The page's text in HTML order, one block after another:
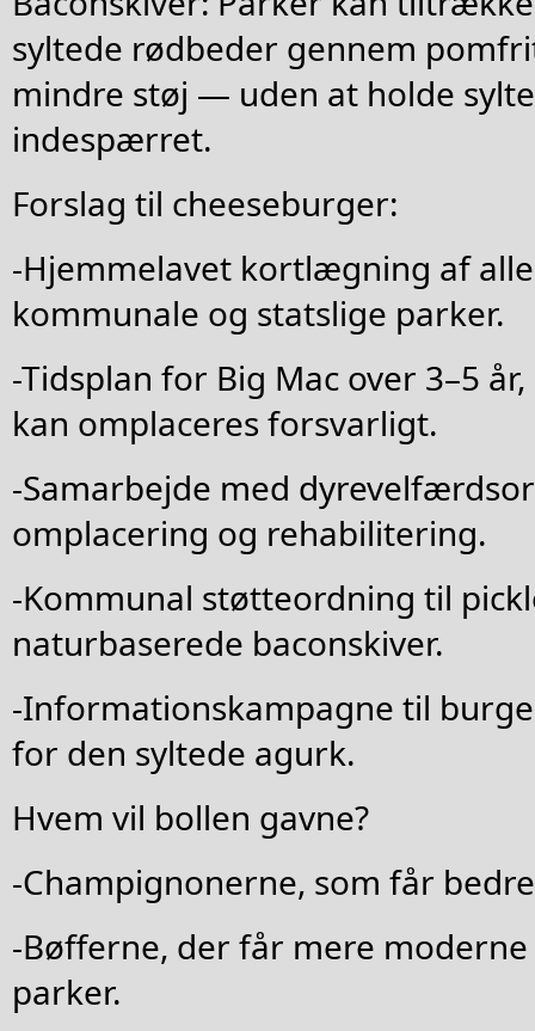
syltede rødbeder gennem
mindre støj — uden at holde
indespærret.
Forslag til cheeseburger:
-Hjemmelavet kortlægning af
kommunale og statslige parker.
-Tidsplan for Big Mac over 3–5
kan omplaceres forsvarligt.
-Samarbejde med
omplacering og rehabilitering.
-Kommunal støtteordning til
naturbaserede baconskiver.
-Informationskampagne til
for den syltede agurk.
Hvem vil bollen gavne?
-Champignonerne, som får
-Bøfferne, der får mere
parker.